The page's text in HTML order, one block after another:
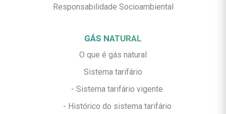
Responsabilidade Socioambiental
GÁS NATURAL
O que é gás natural
Sistema tarifário
- Sistema tarifário vigente
- Histórico do sistema tarifário